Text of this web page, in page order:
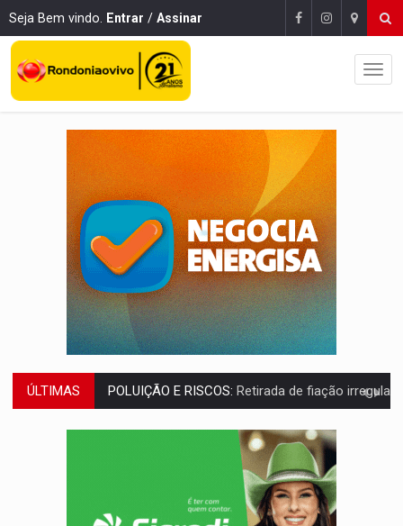
Seja Bem vindo. Entrar / Assinar
ÚLTIMAS VÍDEO:Armado com machado, homem ameaça matar sobrinha grávida e
TRIBUNAL DO CRIME:Homem é espancado por facção criminosa
Perseguição é registrada no shopping após colombiana furtar
Apostas online começam a afetar produtividade e rotina